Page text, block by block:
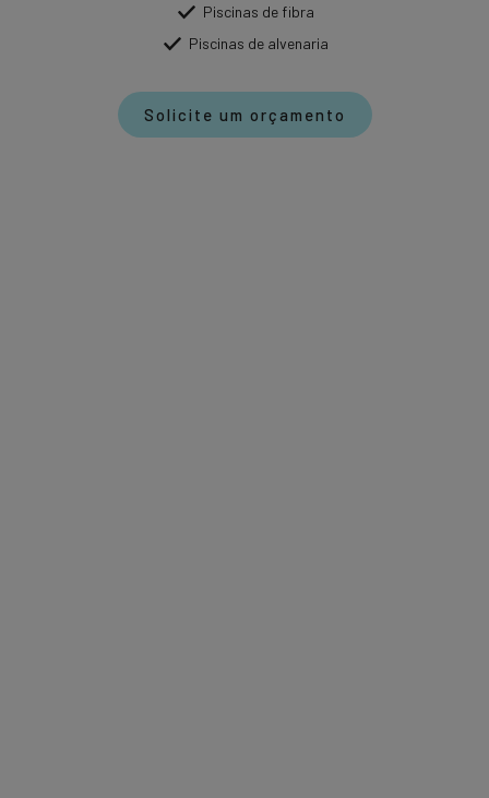
Piscinas de fibra
Piscinas de alvenaria
Solicite um orçamento